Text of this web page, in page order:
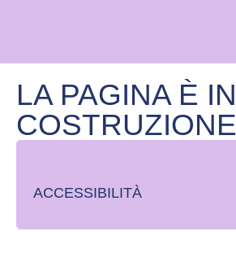
LA PAGINA È IN
COSTRUZIONE
ACCESSIBILITÀ